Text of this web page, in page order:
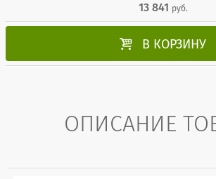
13 841 руб.
 В КОРЗИНУ
ОПИСАНИЕ